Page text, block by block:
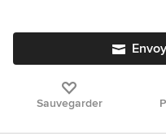
Sauvegarder